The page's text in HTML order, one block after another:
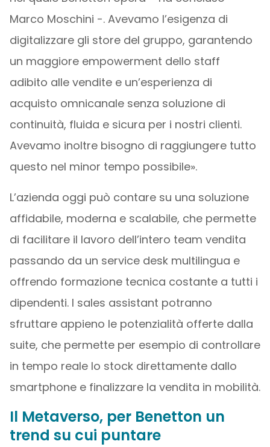
Marco Moschini -. Avevamo l’esigenza di
digitalizzare gli store del gruppo, garantendo
un maggiore empowerment dello staff
adibito alle vendite e un’esperienza di
acquisto omnicanale senza soluzione di
continuità, fluida e sicura per i nostri clienti.
Avevamo inoltre bisogno di raggiungere tutto
questo nel minor tempo possibile».
L’azienda oggi può contare su una soluzione
affidabile, moderna e scalabile, che permette
di facilitare il lavoro dell’intero team vendita
passando da un service desk multilingua e
offrendo formazione tecnica costante a tutti i
dipendenti. I sales assistant potranno
sfruttare appieno le potenzialità offerte dalla
suite, che permette per esempio di controllare
in tempo reale lo stock direttamente dallo
smartphone e finalizzare la vendita in mobilità.
Il Metaverso, per Benetton un
trend su cui puntare